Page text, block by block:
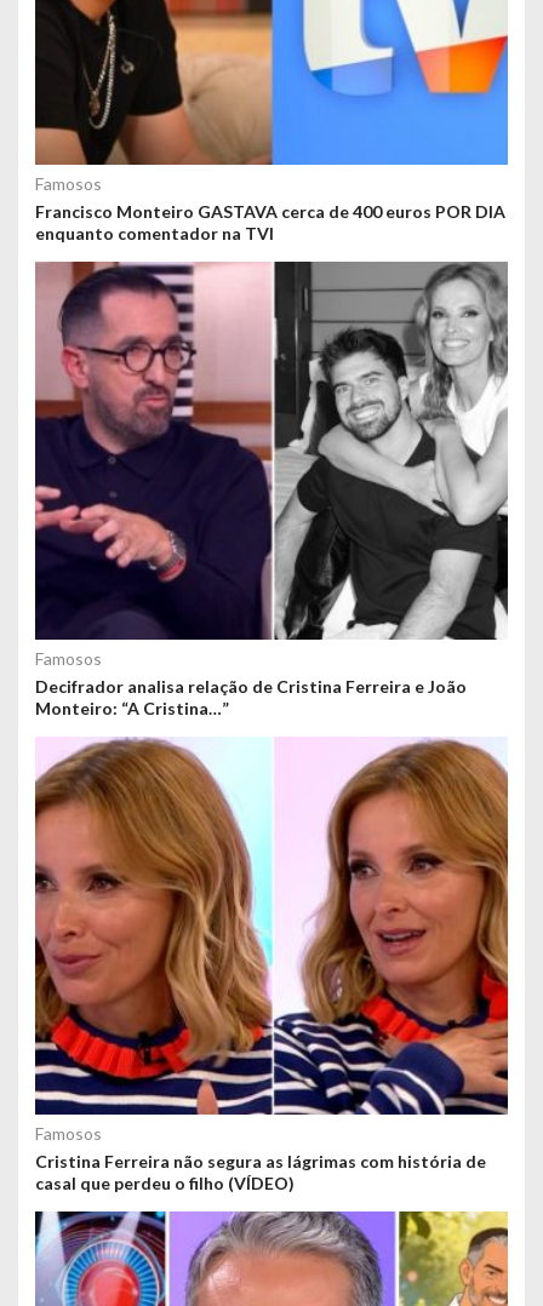
Famosos
Francisco Monteiro GASTAVA cerca de 400 euros POR DIA
enquanto comentador na TVI
Famosos
Decifrador analisa relação de Cristina Ferreira e João
Monteiro: “A Cristina…”
Famosos
Cristina Ferreira não segura as lágrimas com história de
casal que perdeu o filho (VÍDEO)